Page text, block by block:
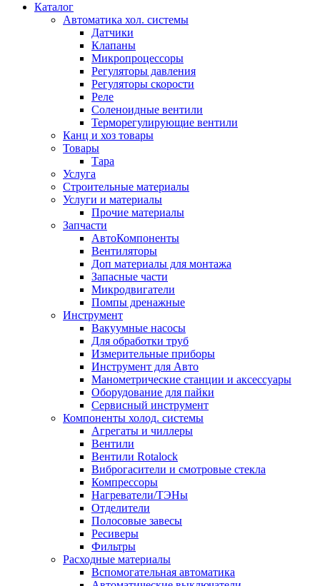
Каталог
Автоматика хол. системы
Датчики
Клапаны
Микропроцессоры
Регуляторы давления
Регуляторы скорости
Реле
Соленоидные вентили
Терморегулирующие вентили
Канц и хоз товары
Товары
Тара
Услуга
Строительные материалы
Услуги и материалы
Прочие материалы
Запчасти
АвтоКомпоненты
Вентиляторы
Доп материалы для монтажа
Запасные части
Микродвигатели
Помпы дренажные
Инструмент
Вакуумные насосы
Для обработки труб
Измерительные приборы
Инструмент для Авто
Манометрические станции и аксессуары
Оборудование для пайки
Сервисный инструмент
Компоненты холод. системы
Агрегаты и чиллеры
Вентили
Вентили Rotalock
Виброгасители и смотровые стекла
Компрессоры
Нагреватели/ТЭНы
Отделители
Полосовые завесы
Ресиверы
Фильтры
Расходные материалы
Вспомогательная автоматика